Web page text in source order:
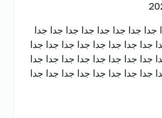
جدا جدا جدا جدا جدا جدا جدا جدا
جدا جدا جدا جدا جدا جدا جدا جدا
جدا جدا جدا جدا جدا جدا جدا جدا
جدا جدا جدا جدا جدا جدا جدا جدا